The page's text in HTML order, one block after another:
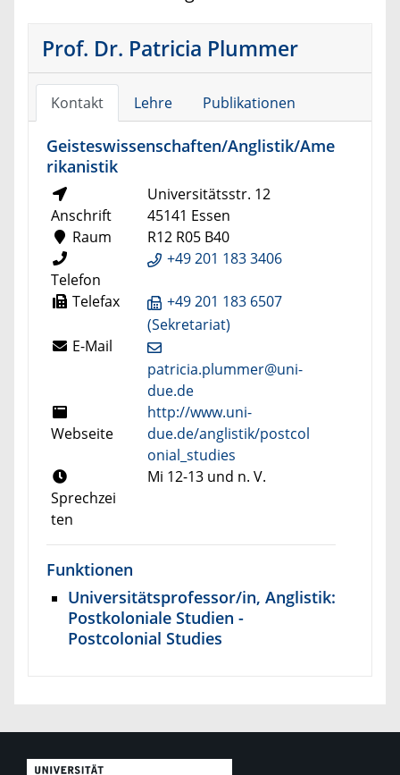
Prof. Dr. Patricia Plummer
Kontakt Lehre Publikationen
Geisteswissenschaften/Anglistik/Ame
rikanistik
Anschrift
Universitätsstr. 12
45141 Essen
Raum
R12 R05 B40
Telefon
+49 201 183 3406
Telefax
+49 201 183 6507
(Sekretariat)
E-Mail
patricia.plummer@uni-
due.de
Webseite
http://www.uni-
due.de/anglistik/postcol
onial_studies
Sprechzei
ten
Mi 12-13 und n. V.
Funktionen
Universitätsprofessor/in, Anglistik:
Postkoloniale Studien -
Postcolonial Studies